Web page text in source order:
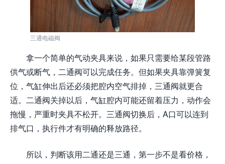
三通电磁阀
拿一个简单的气动夹具来说，如果只需要给某段管路
供气或断气，二通阀可以完成任务。但如果夹具靠弹簧复
位，气缸伸出后还必须把腔内空气排掉，三通阀就更合
适。二通阀关掉以后，气缸腔内可能还留着压力，动作会
拖慢，严重时夹具不松开。三通阀切换后，A口可以连到
排气口，执行件才有明确的释放路径。
所以，判断该用二通还是三通，第一步不是看价格，